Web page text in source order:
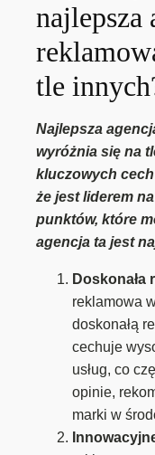
najlepsza
tle
Najlepsza
wyróżnia się na
kluczowych
że jest liderem
punktów, które
agencja ta jest
Doskonała
reklamowa
doskonałą
cechuje
usług, co
opinie,
marki w